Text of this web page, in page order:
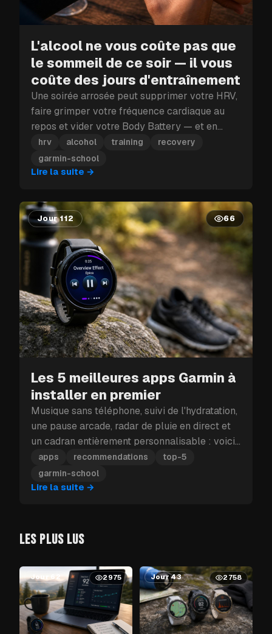
L'alcool ne vous coûte pas que
le sommeil de ce soir — il vous
coûte des jours d'entraînement
Une soirée arrosée peut supprimer votre HRV,
faire grimper votre fréquence cardiaque au
repos et vider votre Body Battery — et en
plein bloc d'entraînement, ce coup porté à la
récupération peut vous coûter plus qu'une
seule journée.
hrv alcohol training
recovery
garmin-school
Lire la suite →
Jour 112 66
Les 5 meilleures apps Garmin à
installer en premier
Musique sans téléphone, suivi de l'hydratation,
une pause arcade, radar de pluie en direct et
un cadran entièrement personnalisable : voici
les cinq apps Garmin à installer en premier.
apps recommendations
top-5
garmin-school
Lire la suite →
LES PLUS LUS
Jour 62 2975 Jour 43 2758